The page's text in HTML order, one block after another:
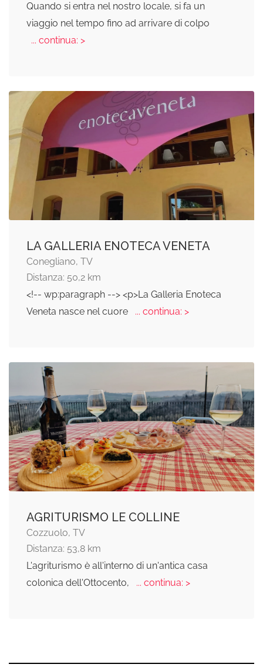
Quando si entra nel nostro locale, si fa un
viaggio nel tempo fino ad arrivare di colpo
... continua: >
LA GALLERIA ENOTECA VENETA
Conegliano, TV
Distanza: 50,2 km
<!-- wp:paragraph --> <p>La Galleria Enoteca
Veneta nasce nel cuore
... continua: >
AGRITURISMO LE COLLINE
Cozzuolo, TV
Distanza: 53,8 km
L'agriturismo è all'interno di un'antica casa
colonica dell'Ottocento,
... continua: >